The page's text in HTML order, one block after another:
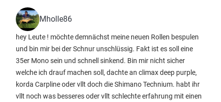
Mholle86
hey Leute ! möchte demnächst meine neuen Rollen bespulen
und bin mir bei der Schnur unschlüssig. Fakt ist es soll eine
35er Mono sein und schnell sinkend. Bin mir nicht sicher
welche ich drauf machen soll, dachte an climax deep purple,
korda Carpline oder vllt doch die Shimano Technium. habt ihr
vllt noch was besseres oder vllt schlechte erfahrung mit einen